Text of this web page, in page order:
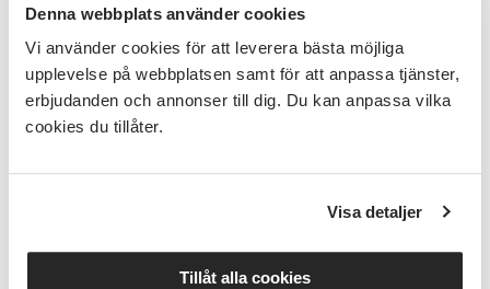
Denna webbplats använder cookies
Vi använder cookies för att leverera bästa möjliga
upplevelse på webbplatsen samt för att anpassa tjänster,
erbjudanden och annonser till dig. Du kan anpassa vilka
cookies du tillåter.
Visa detaljer
Tillåt alla cookies
kontroll och säkerhet. (upp till max dubbla
svärdslängden, ca 65 cm stubbdiameter vid 13”
svärd) Kunskaper och färdigheter att använda olika
vanliga fällhjälpmedel. (minst brytjärn/trampjärn,
kilar och kanske även slana med piggar) Kunskaper
och färdigheter att kvista och kapa fällda träd på ett
Kännedom om de speciella risker som är förknippat
spänn liksom översiktlig kännedom om några vanliga
arbetsmetoder. (Vrida ner träd med
brytjärn/vändband, baxa träd bakåt med